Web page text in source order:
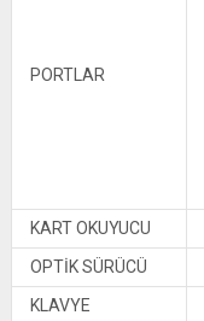
PORTLAR
KART OKUYUCU
OPTİK SÜRÜCÜ
KLAVYE